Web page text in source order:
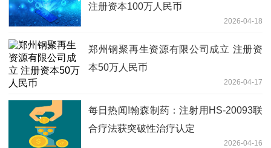
注册资本100万人民币
2026-04-18
郑州钢聚再生资源有限公司成立 注册资
本50万人民币
2026-04-17
每日热闻!翰森制药：注射用HS-20093联
合疗法获突破性治疗认定
2026-04-16